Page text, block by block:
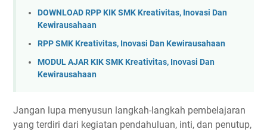
DOWNLOAD RPP KIK SMK Kreativitas, Inovasi Dan
Kewirausahaan
RPP SMK Kreativitas, Inovasi Dan Kewirausahaan
MODUL AJAR KIK SMK Kreativitas, Inovasi Dan
Kewirausahaan
Jangan lupa menyusun langkah-langkah pembelajaran
yang terdiri dari kegiatan pendahuluan, inti, dan penutup,